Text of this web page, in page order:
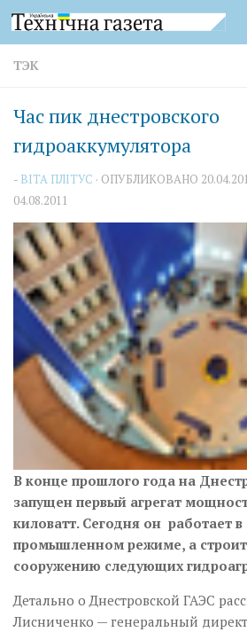
Перейти к содержимому
ТЭК
Час пик днестровского
гидроаккумулятора
- ВІТА ПЛІТУС · ОПУБЛИКОВАНО
04.08.2011
В конце прошлого года на
запущен первый агрегат
киловатт. Сегодня он работает
промышленном режиме, а
сооружению следующих
Детально о Днестровской ГАЭС
Лисниченко — генеральный